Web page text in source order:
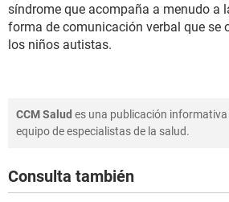
síndrome que acompaña a menudo a
forma de comunicación verbal que se
los niños autistas.
CCM Salud es una publicación
equipo de especialistas de la salud.
Consulta también